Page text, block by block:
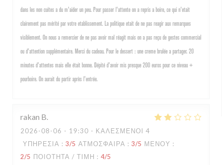
dans les non cuites a du m'aider un peu. Pour passer l'attente on a repris a boire, ce qui n'etait
clairement pas mérité par votre etablissement. La politique etait de ne pas reagir aux remarques
visiblement. On nous a remercier de ne pas avoir mal réagit mais on a pas reçu de gestes commercial
ou d'attention supplémentaire. Merci du cadeau. Pour le dessert : une creme brulée a partager. 20
minutes d'attentes mais elle était bonne. Dépité d'avoir mis presque 200 euros pour ce niveau +
pourboire. On aurait du partir après l'entrée.
rakan B
2026-08-06 - 19:30 - ΚΑΛΕΣΜΈΝΟΙ 4
ΥΠΗΡΕΣΊΑ : 3/5 ΑΤΜΌΣΦΑΙΡΑ : 3/5 ΜΕΝΟΎ :
2/5 ΠΟΙΌΤΗΤΑ / ΤΙΜΉ : 4/5